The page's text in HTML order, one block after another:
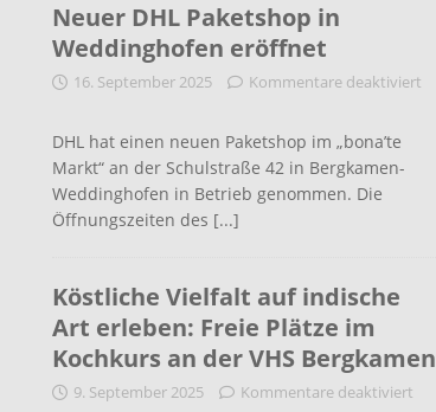
Neuer DHL Paketshop in
Weddinghofen eröffnet
16. September 2025 Kommentare deaktiviert
DHL hat einen neuen Paketshop im „bona’te
Markt“ an der Schulstraße 42 in Bergkamen-
Weddinghofen in Betrieb genommen. Die
Öffnungszeiten des [...]
Köstliche Vielfalt auf indische
Art erleben: Freie Plätze im
Kochkurs an der VHS Bergkamen
9. September 2025 Kommentare deaktiviert